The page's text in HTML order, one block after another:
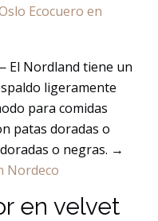
Ecocuero en
El Nordland tiene un
ligeramente
para comidas
patas doradas o
o negras. →
Nordeco
en velvet